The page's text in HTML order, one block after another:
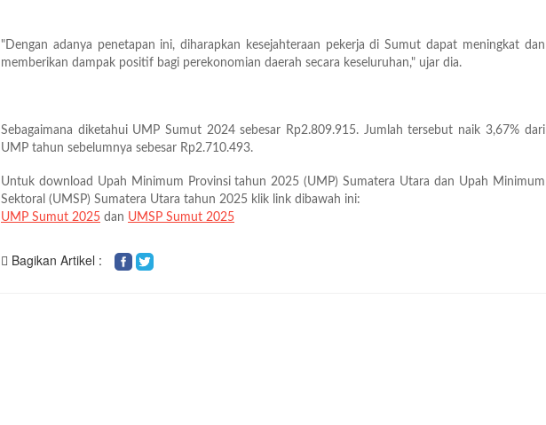
"Dengan adanya penetapan ini, diharapkan kesejahteraan pekerja di Sumut dapat meningkat dan
memberikan dampak positif bagi perekonomian daerah secara keseluruhan," ujar dia.
Sebagaimana diketahui UMP Sumut 2024 sebesar Rp2.809.915. Jumlah tersebut naik 3,67% dari
UMP tahun sebelumnya sebesar Rp2.710.493.
Untuk download Upah Minimum Provinsi tahun 2025 (UMP) Sumatera Utara dan Upah Minimum
Sektoral (UMSP) Sumatera Utara tahun 2025 klik link dibawah ini:
UMP Sumut 2025 dan UMSP Sumut 2025
Bagikan Artikel :